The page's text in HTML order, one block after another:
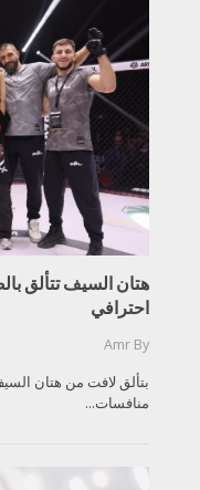
هتان السيف تتألق
احترافي
By
Amr
بتألق لافت من هتان
منافسات...